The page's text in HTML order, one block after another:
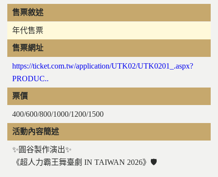
售票敘述
年代售票
售票網址
https://ticket.com.tw/application/UTK02/UTK0201_.aspx?
PRODUC..
票價
400/600/800/1000/1200/1500
活動內容簡述
✨圓谷製作演出✨
《超人力霸王舞臺劇 IN TAIWAN 2026》🛡️